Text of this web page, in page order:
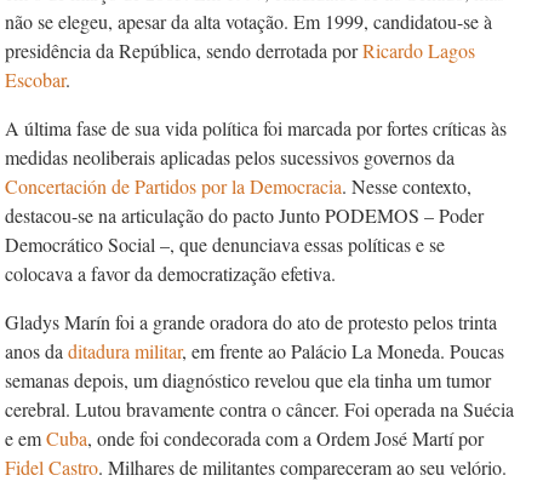
não se elegeu, apesar da alta votação. Em 1999, candidatou-se à
presidência da República, sendo derrotada porRicardo Lagos
Escobar.
A última fase de sua vida política foi marcada por fortes críticas às
medidas neoliberais aplicadas pelos sucessivos governos da
Concertación de Partidos por la Democracia. Nesse contexto,
destacou-se na articulação do pacto Junto PODEMOS – Poder
Democrático Social –, que denunciava essas políticas e se
colocava a favor da democratização efetiva.
Gladys Marín foi a grande oradora do ato de protesto pelos trinta
anos da ditadura militar, em frente ao Palácio La Moneda. Poucas
semanas depois, um diagnóstico revelou que ela tinha um tumor
cerebral. Lutou bravamente contra o câncer. Foi operada na Suécia
e emCuba, onde foi condecorada com a Ordem José Martí por
Fidel Castro. Milhares de militantes compareceram ao seu velório.